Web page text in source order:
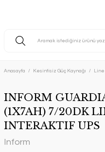
Anasayfa Kesintisiz Güç Kaynağı
INFORM
(1X7AH) 7/20DK
INTERAKTIF UPS
Inform